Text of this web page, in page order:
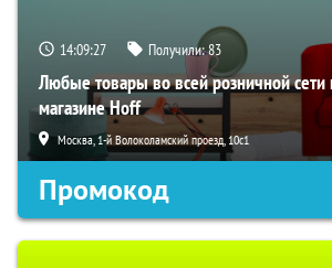
14:09:26 Получили:83
Любые товары во всей розничной сети
магазине Hoff
Москва, 1-й Волоколамский проезд, 10с1
Промокод